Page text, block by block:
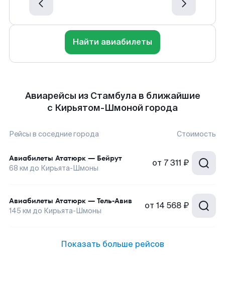
Найти авиабилеты
Авиарейсы из Стамбула в ближайшие
с Кирьятом-Шмоной города
Рейсы в соседние города Стоимость
Авиабилеты Ататюрк — Бейрут
68 км до Кирьята-Шмоны от 7 311 ₽
Авиабилеты Ататюрк — Тель-Авив
145 км до Кирьята-Шмоны от 14 568 ₽
Показать больше рейсов